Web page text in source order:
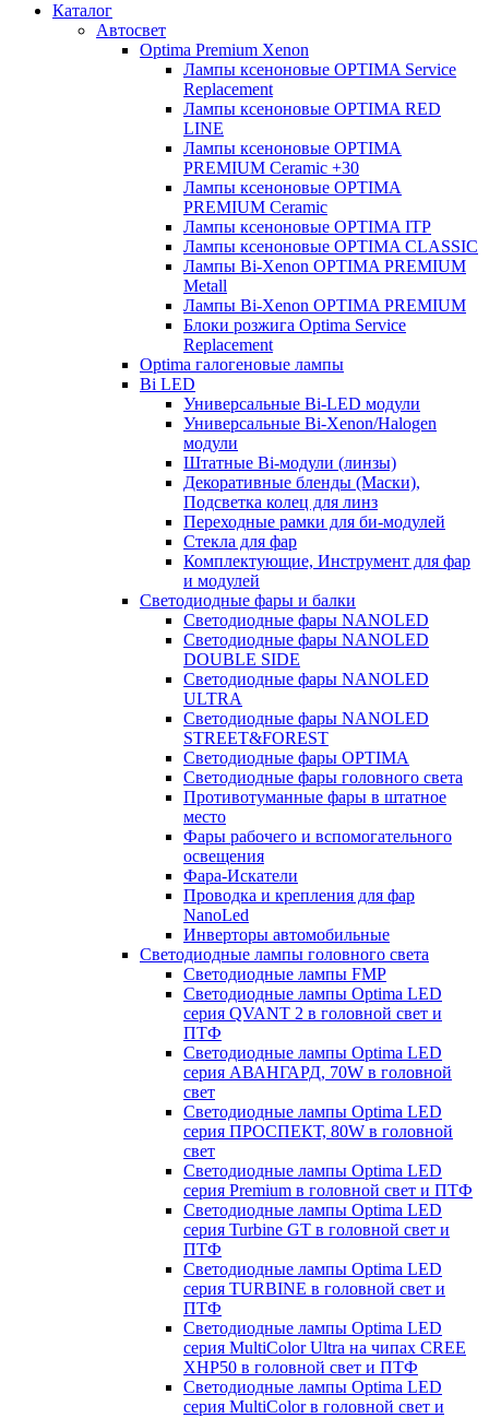
Каталог
Автосвет
Optima Premium Xenon
Лампы ксеноновые OPTIMA Service
Replacement
Лампы ксеноновые OPTIMA RED
LINE
Лампы ксеноновые OPTIMA
PREMIUM Ceramic +30
Лампы ксеноновые OPTIMA
PREMIUM Ceramic
Лампы ксеноновые OPTIMA ITP
Лампы ксеноновые OPTIMA CLASSIC
Лампы Bi-Xenon OPTIMA PREMIUM
Metall
Лампы Bi-Xenon OPTIMA PREMIUM
Блоки розжига Optima Service
Replacement
Optima галогеновые лампы
Bi LED
Универсальные Bi-LED модули
Универсальные Bi-Xenon/Halogen
модули
Штатные Bi-модули (линзы)
Декоративные бленды (Маски),
Подсветка колец для линз
Переходные рамки для би-модулей
Стекла для фар
Комплектующие, Инструмент для фар
и модулей
Светодиодные фары и балки
Светодиодные фары NANOLED
Светодиодные фары NANOLED
DOUBLE SIDE
Светодиодные фары NANOLED
ULTRA
Светодиодные фары NANOLED
STREET&FOREST
Светодиодные фары OPTIMA
Светодиодные фары головного света
Противотуманные фары в штатное
место
Фары рабочего и вспомогательного
освещения
Фара-Искатели
Проводка и крепления для фар
NanoLed
Инверторы автомобильные
Светодиодные лампы головного света
Светодиодные лампы FMP
Светодиодные лампы Optima LED
серия QVANT 2 в головной свет и
ПТФ
Светодиодные лампы Optima LED
серия АВАНГАРД, 70W в головной
свет
Светодиодные лампы Optima LED
серия ПРОСПЕКТ, 80W в головной
свет
Светодиодные лампы Optima LED
серия Premium в головной свет и ПТФ
Светодиодные лампы Optima LED
серия Turbine GT в головной свет и
ПТФ
Светодиодные лампы Optima LED
серия TURBINE в головной свет и
ПТФ
Светодиодные лампы Optima LED
серия MultiColor Ultra на чипах CREE
XHP50 в головной свет и ПТФ
Светодиодные лампы Optima LED
серия MultiColor в головной свет и